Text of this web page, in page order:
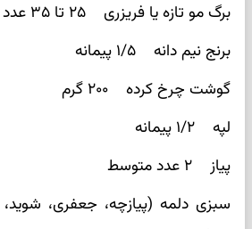
برگ مو تازه یا فریزری ۲۵ تا ۳۵ عدد
برنج نیم دانه ۱/۵ پیمانه
گوشت چرخ‌ کرده ۲۰۰ گرم
لپه ۱/۲ پیمانه
پیاز ۲ عدد متوسط